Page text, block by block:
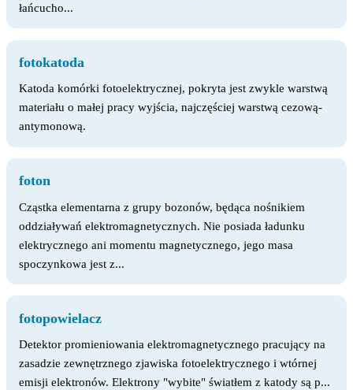
łańcucho...
fotokatoda
Katoda komórki fotoelektrycznej, pokryta jest zwykle warstwą
materiału o małej pracy wyjścia, najczęściej warstwą cezową-
antymonową.
foton
Cząstka elementarna z grupy bozonów, będąca nośnikiem
oddziaływań elektromagnetycznych. Nie posiada ładunku
elektrycznego ani momentu magnetycznego, jego masa
spoczynkowa jest z...
fotopowielacz
Detektor promieniowania elektromagnetycznego pracujący na
zasadzie zewnętrznego zjawiska fotoelektrycznego i wtórnej
emisji elektronów. Elektrony "wybite" światłem z katody są p...